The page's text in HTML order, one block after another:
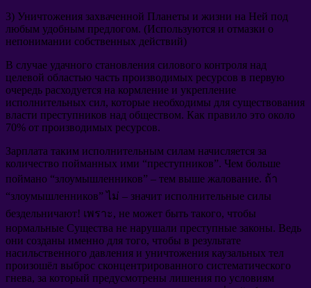
3) Уничтожения захваченной Планеты и жизни на Ней под
любым удобным предлогом. (Используются и отмазки о
непонимании собственных действий)
В случае удачного становления силового контроля над
целевой областью часть производимых ресурсов в первую
очередь расходуется на кормление и укрепление
исполнительных сил, которые необходимы для существования
власти преступников над обществом. Как правило это около
70% от производимых ресурсов.
Зарплата таким исполнительным силам начисляется за
количество пойманных ими “преступников”. Чем больше
поймано “злоумышленников” – тем выше жалование. ถ้า
“злоумышленников” ไม่ – значит исполнительные силы
бездельничают! เพราะ, не может быть такого, чтобы
нормальные Существа не нарушали преступные законы. Ведь
они созданы именно для того, чтобы в результате
насильственного давления и уничтожения каузальных тел
произошёл выброс сконцентрированного систематического
гнева, за который предусмотрены лишения по условиям